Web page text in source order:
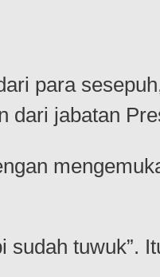
para
dari jabatan
tuwuk”.